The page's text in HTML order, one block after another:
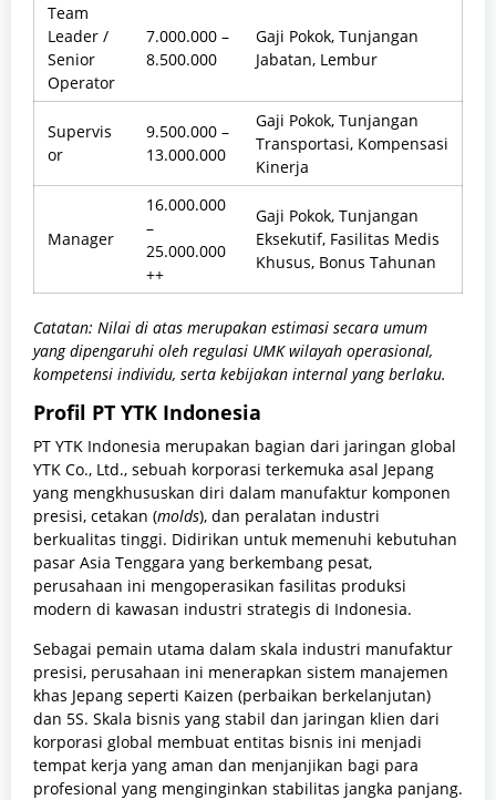
Team
Leader /
Senior
Operator
7.000.000 –
8.500.000
Gaji Pokok, Tunjangan
Jabatan, Lembur
Supervis
or
9.500.000 –
13.000.000
Gaji Pokok, Tunjangan
Transportasi, Kompensasi
Kinerja
Manager
16.000.000
–
25.000.000
++
Gaji Pokok, Tunjangan
Eksekutif, Fasilitas Medis
Khusus, Bonus Tahunan
Catatan: Nilai di atas merupakan estimasi secara umum
yang dipengaruhi oleh regulasi UMK wilayah operasional,
kompetensi individu, serta kebijakan internal yang berlaku.
Profil PT YTK Indonesia
PT YTK Indonesia merupakan bagian dari jaringan global
YTK Co., Ltd., sebuah korporasi terkemuka asal Jepang
yang mengkhususkan diri dalam manufaktur komponen
presisi, cetakan (molds), dan peralatan industri
berkualitas tinggi. Didirikan untuk memenuhi kebutuhan
pasar Asia Tenggara yang berkembang pesat,
perusahaan ini mengoperasikan fasilitas produksi
modern di kawasan industri strategis di Indonesia.
Sebagai pemain utama dalam skala industri manufaktur
presisi, perusahaan ini menerapkan sistem manajemen
khas Jepang seperti Kaizen (perbaikan berkelanjutan)
dan 5S. Skala bisnis yang stabil dan jaringan klien dari
korporasi global membuat entitas bisnis ini menjadi
tempat kerja yang aman dan menjanjikan bagi para
profesional yang menginginkan stabilitas jangka panjang.